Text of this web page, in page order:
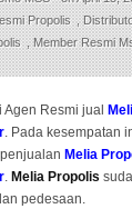
Propolis ,
,Member Resmi
Resmi jual
. Pada kesempatan
Melia
. Melia Propolis
pedesaan.